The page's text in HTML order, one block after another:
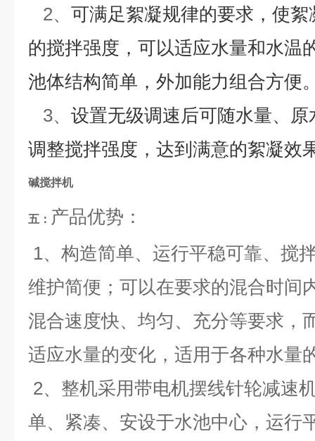
2、 可满足絮凝规律的要求，使
的搅拌强度，可以适应水量和水温
池体结构简单，外加能力组合方便
3、 设置无级调速后可随水量、
调整搅拌强度，达到满意的絮凝效
碱搅拌机
五： 产品优势：
1、构造简单、运行平稳可靠、搅
维护简便；可以在要求的混合时间
混合速度快、均匀、充分等要求，
适应水量的变化，适用于各种水量
2、整机采用带电机摆线针轮减速
单、紧凑、安设于水池中心，运行